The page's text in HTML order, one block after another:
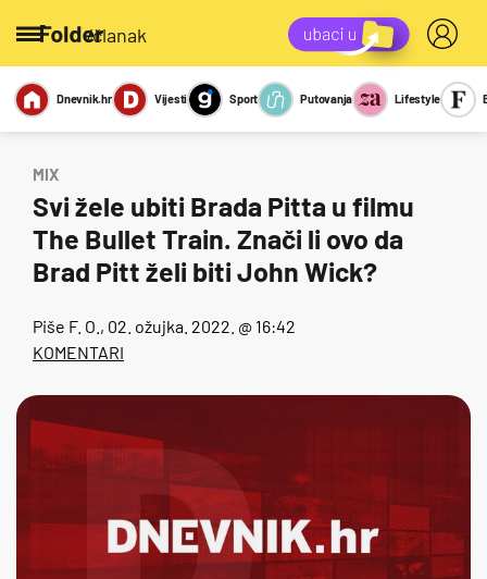
/članak
Miks Kviz
Report
Sexy
Dnevnik.hr Vijesti Sport Putovanja Lifestyle
MIX
Svi žele ubiti Brada Pitta u filmu
The Bullet Train. Znači li ovo da
Brad Pitt želi biti John Wick?
Piše F. O. , 02. ožujka. 2022. @ 16:42
KOMENTARI